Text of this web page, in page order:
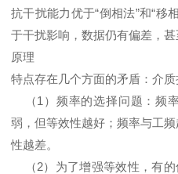
抗干扰能力优于“倒相法”和“移
于干扰影响，数据仍有偏差，
原理
特点存在几个方面的矛盾：介质
（1）频率的选择问题：频
弱，但等效性越好；频率与工
性越差。
（2）为了增强等效性，有